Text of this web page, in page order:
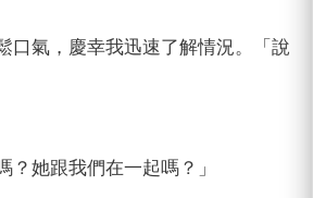
口氣，慶幸我迅速了解情況。「說
？她跟我們在一起嗎？」